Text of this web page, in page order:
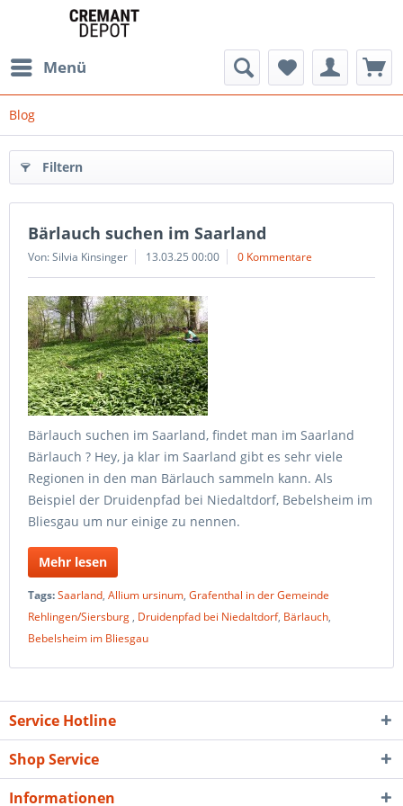
Menü
Blog
Filtern
Bärlauch suchen im Saarland
Von: Silvia Kinsinger 13.03.25 00:00 0 Kommentare
Bärlauch suchen im Saarland, findet man im Saarland
Bärlauch ? Hey, ja klar im Saarland gibt es sehr viele
Regionen in den man Bärlauch sammeln kann. Als
Beispiel der Druidenpfad bei Niedaltdorf, Bebelsheim im
Bliesgau um nur einige zu nennen.
Mehr lesen
Tags:Saarland, Allium ursinum, Grafenthal in der Gemeinde
Rehlingen/Siersburg , Druidenpfad bei Niedaltdorf, Bärlauch,
Bebelsheim im Bliesgau
Service Hotline
Shop Service
Informationen